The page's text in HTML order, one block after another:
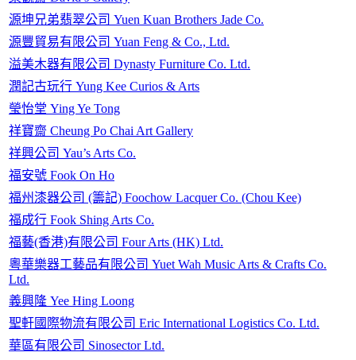
源坤兄弟翡翠公司 Yuen Kuan Brothers Jade Co.
源豐貿易有限公司 Yuan Feng & Co., Ltd.
溢美木器有限公司 Dynasty Furniture Co. Ltd.
潤記古玩行 Yung Kee Curios & Arts
瑩怡堂 Ying Ye Tong
祥寶齋 Cheung Po Chai Art Gallery
祥興公司 Yau’s Arts Co.
福安號 Fook On Ho
福州漆器公司 (籌記) Foochow Lacquer Co. (Chou Kee)
福成行 Fook Shing Arts Co.
福藝(香港)有限公司 Four Arts (HK) Ltd.
粵華樂器工藝品有限公司 Yuet Wah Music Arts & Crafts Co.
Ltd.
義興隆 Yee Hing Loong
聖軒國際物流有限公司 Eric International Logistics Co. Ltd.
華區有限公司 Sinosector Ltd.